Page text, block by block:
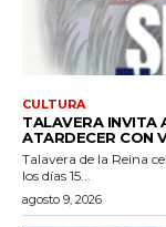
CULTURA
TALAVERA INVITA
ATARDECER CON
Talavera de la Reina
los días 15...
agosto 9, 2026